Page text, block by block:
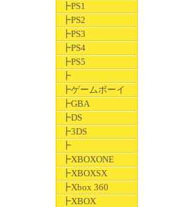
┣PS1
┣PS2
┣PS3
┣PS4
┣PS5
┣
┣ゲームボーイ
┣GBA
┣DS
┣3DS
┣
┣XBOXONE
┣XBOXSX
┣Xbox 360
┣XBOX